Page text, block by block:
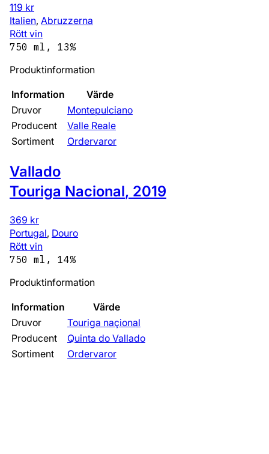
119 kr
Italien, Abruzzerna
Rött vin
750 ml, 13%
Produktinformation
Information
Värde
Druvor
Montepulciano
Producent
Valle Reale
Sortiment
Ordervaror
Vallado
Touriga Nacional, 2019
369 kr
Portugal, Douro
Rött vin
750 ml, 14%
Produktinformation
Information
Värde
Druvor
Touriga naçional
Producent
Quinta do Vallado
Sortiment
Ordervaror